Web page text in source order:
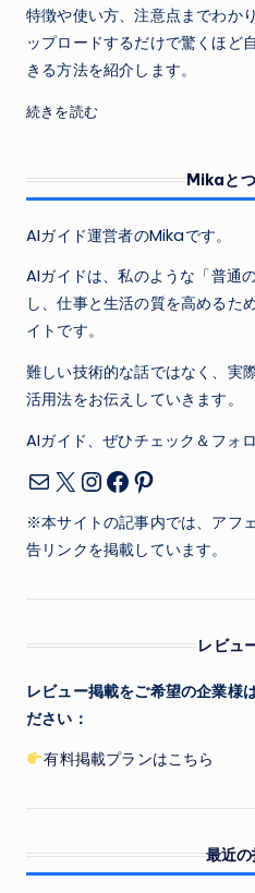
特徴や使い方、注意点までわか
ップロードするだけで驚くほど
きる方法を紹介します。
続きを読む
Mikaと
AIガイド運営者のMikaです。
AIガイドは、私のような「普通
し、仕事と生活の質を高めるた
イトです。
難しい技術的な話ではなく、実
活用法をお伝えしていきます。
AIガイド、ぜひチェック＆フォ
メールX Instagram
Facebook
Pinterest
※本サイトの記事内では、アフ
告リンクを掲載しています。
レビュ
レビュー掲載をご希望の企業様
ださい：
有料掲載プランはこちら
最近